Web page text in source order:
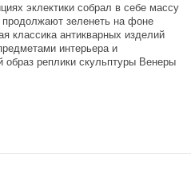
эклектики собрал в себе массу
зеленеть на фоне
классика антикварных изделий
интерьера и
образ реплики скульптуры Венеры
листьям монстер и веерных
в 100м² и прекрасно подходит
масштаба, он оборудован
массу солнечного света,
освещение.